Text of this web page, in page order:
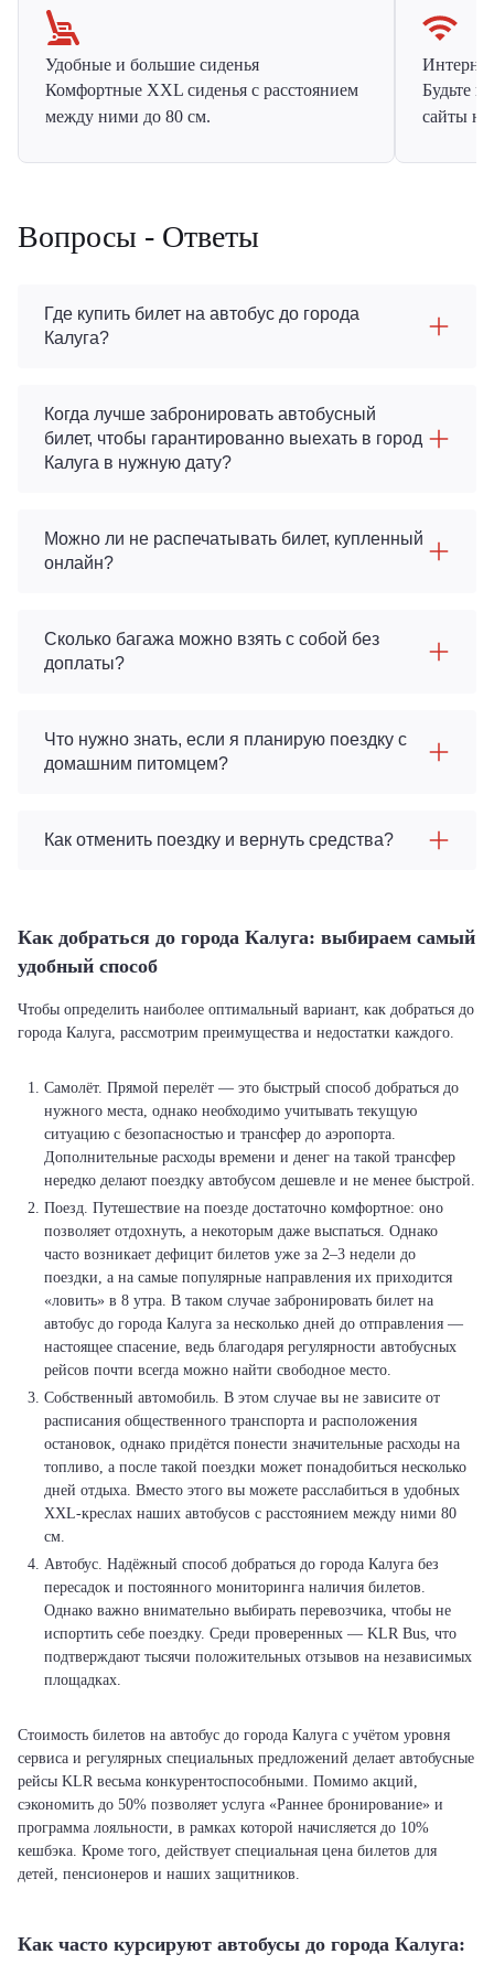
Удобные и большие сиденья
Комфортные XXL сиденья с расстоянием
между ними до 80 см.
Будьте
сайты на
Вопросы - Ответы
Где купить билет на автобус до города
Калуга?
Когда лучше забронировать автобусный
билет, чтобы гарантированно выехать в город
Калуга в нужную дату?
Можно ли не распечатывать билет, купленный
онлайн?
Сколько багажа можно взять с собой без
доплаты?
Что нужно знать, если я планирую поездку с
домашним питомцем?
Как отменить поездку и вернуть средства?
Как добраться до города Калуга: выбираем самый
удобный способ
Чтобы определить наиболее оптимальный вариант, как добраться до
города Калуга, рассмотрим преимущества и недостатки каждого.
Самолёт. Прямой перелёт — это быстрый способ добраться до
нужного места, однако необходимо учитывать текущую
ситуацию с безопасностью и трансфер до аэропорта.
Дополнительные расходы времени и денег на такой трансфер
нередко делают поездку автобусом дешевле и не менее быстрой.
Поезд. Путешествие на поезде достаточно комфортное: оно
позволяет отдохнуть, а некоторым даже выспаться. Однако
часто возникает дефицит билетов уже за 2–3 недели до
поездки, а на самые популярные направления их приходится
«ловить» в 8 утра. В таком случае забронировать билет на
автобус до города Калуга за несколько дней до отправления —
настоящее спасение, ведь благодаря регулярности автобусных
рейсов почти всегда можно найти свободное место.
Собственный автомобиль. В этом случае вы не зависите от
расписания общественного транспорта и расположения
остановок, однако придётся понести значительные расходы на
топливо, а после такой поездки может понадобиться несколько
дней отдыха. Вместо этого вы можете расслабиться в удобных
XXL-креслах наших автобусов с расстоянием между ними 80
см.
Автобус. Надёжный способ добраться до города Калуга без
пересадок и постоянного мониторинга наличия билетов.
Однако важно внимательно выбирать перевозчика, чтобы не
испортить себе поездку. Среди проверенных — KLR Bus, что
подтверждают тысячи положительных отзывов на независимых
площадках.
Стоимость билетов на автобус до города Калуга с учётом уровня
сервиса и регулярных специальных предложений делает автобусные
рейсы KLR весьма конкурентоспособными. Помимо акций,
сэкономить до 50% позволяет услуга «Раннее бронирование» и
программа лояльности, в рамках которой начисляется до 10%
кешбэка. Кроме того, действует специальная цена билетов для
детей, пенсионеров и наших защитников.
Как часто курсируют автобусы до города Калуга: